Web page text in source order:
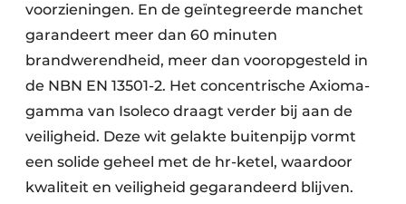
voorzieningen. En de geïntegreerde manchet
garandeert meer dan 60 minuten
brandwerendheid, meer dan vooropgesteld in
de NBN EN 13501-2. Het concentrische Axioma-
gamma van Isoleco draagt verder bij aan de
veiligheid. Deze wit gelakte buitenpijp vormt
een solide geheel met de hr-ketel, waardoor
kwaliteit en veiligheid gegarandeerd blijven.